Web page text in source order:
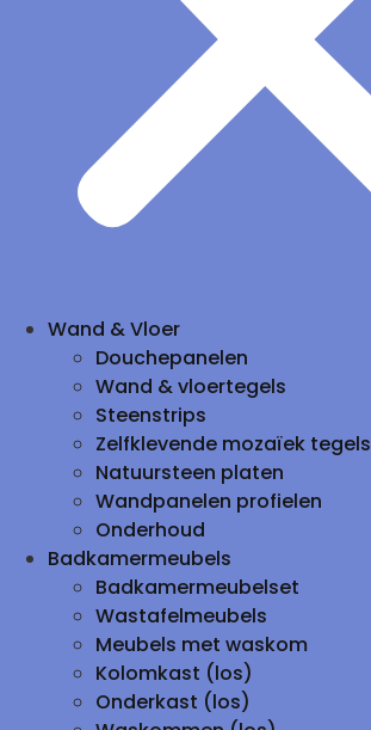
Wand & Vloer
Douchepanelen
Wand & vloertegels
Steenstrips
Zelfklevende mozaïek tegels
Natuursteen platen
Wandpanelen profielen
Onderhoud
Badkamermeubels
Badkamermeubelset
Wastafelmeubels
Meubels met waskom
Kolomkast (los)
Onderkast (los)